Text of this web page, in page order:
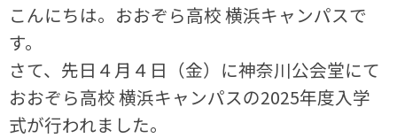
こんにちは。おおぞら高校 横浜キャンパスで
す。
さて、先日４月４日（金）に神奈川公会堂にて
おおぞら高校 横浜キャンパスの2025年度入学
式が行われました。